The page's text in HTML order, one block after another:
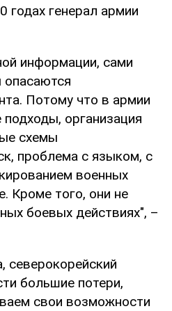
годах генерал армии
информации, сами
Потому что в армии
организация
схемы
проблема с языком, с
военных
Кроме того, они не
боевых действиях", –
северокорейский
большие потери,
свои возможности